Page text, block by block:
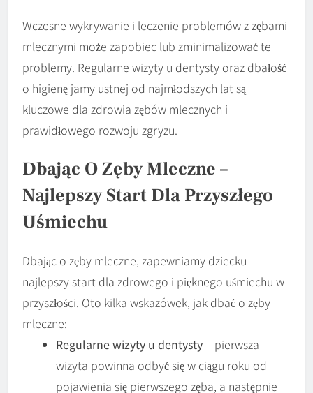
Wczesne wykrywanie i leczenie problemów z zębami
mlecznymi może zapobiec lub zminimalizować te
problemy. Regularne wizyty u dentysty oraz dbałość
o higienę jamy ustnej od najmłodszych lat są
kluczowe dla zdrowia zębów mlecznych i
prawidłowego rozwoju zgryzu.
Dbając O Zęby Mleczne –
Najlepszy Start Dla Przyszłego
Uśmiechu
Dbając o zęby mleczne, zapewniamy dziecku
najlepszy start dla zdrowego i pięknego uśmiechu w
przyszłości. Oto kilka wskazówek, jak dbać o zęby
mleczne:
Regularne wizyty u dentysty– pierwsza
wizyta powinna odbyć się w ciągu roku od
pojawienia się pierwszego zęba, a następnie